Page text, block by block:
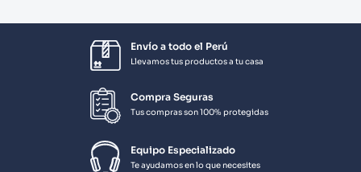
Envío a todo el Perú
Llevamos tus productos a tu casa
Compra Seguras
Tus compras son 100% protegidas
Equipo Especializado
Te ayudamos en lo que necesites